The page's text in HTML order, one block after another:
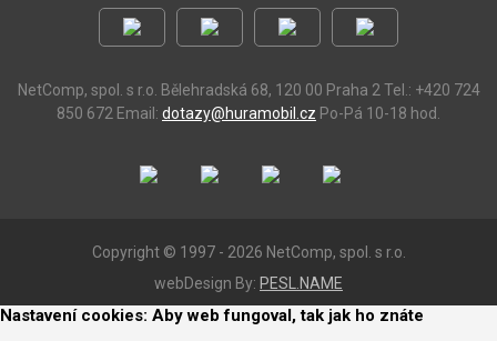
NetComp, spol. s r.o. Bělehradská 68, 120 00 Praha 2 Tel.: +420 724
850 672 Email: dotazy@huramobil.cz Po-Pá 10-18 hod.
Copyright © 1997 - 2026 NetComp, spol. s r.o.
webDesign By: PESL.NAME
Nastavení cookies: Aby web fungoval, tak jak ho znáte